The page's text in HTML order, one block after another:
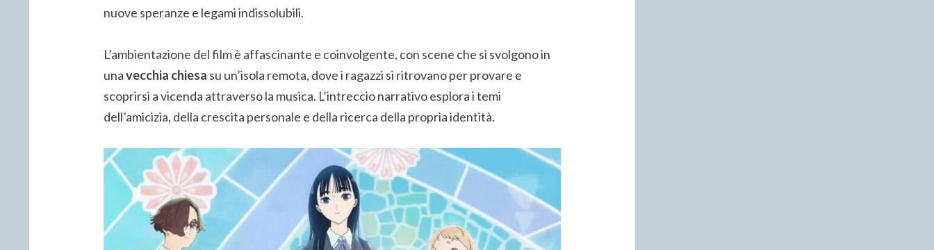
nuove speranze e legami indissolubili.
L’ambientazione del film è affascinante e coinvolgente, con scene che si svolgono in
unavecchia chiesa su un’isola remota, dove i ragazzi si ritrovano per provare e
scoprirsi a vicenda attraverso la musica. L’intreccio narrativo esplora i temi
dell’amicizia, della crescita personale e della ricerca della propria identità.